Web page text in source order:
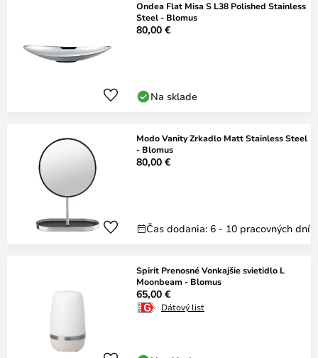
Ondea Flat Misa S L38 Polished Stainless
Steel - Blomus
80,00 €
Na sklade
Modo Vanity Zrkadlo Matt Stainless Steel
- Blomus
80,00 €
Čas dodania: 6 - 10 pracovných dní
Spirit Prenosné Vonkajšie svietidlo L
Moonbeam - Blomus
65,00 €
Dátový list